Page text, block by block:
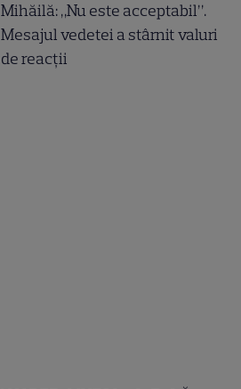
Mihăilă: „Nu este acceptabil”.
Mesajul vedetei a stârnit valuri
de reacții